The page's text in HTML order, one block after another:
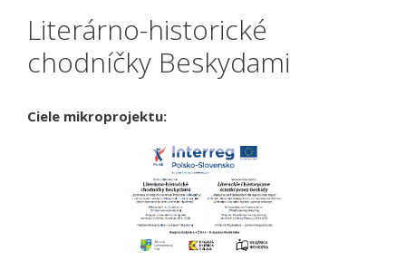
Literárno-historické
chodníčky Beskydami
Ciele mikroprojektu: